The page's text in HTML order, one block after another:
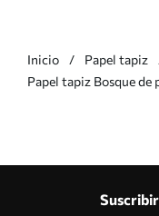
Inicio Papel tapiz
Papel tapiz Bosque de